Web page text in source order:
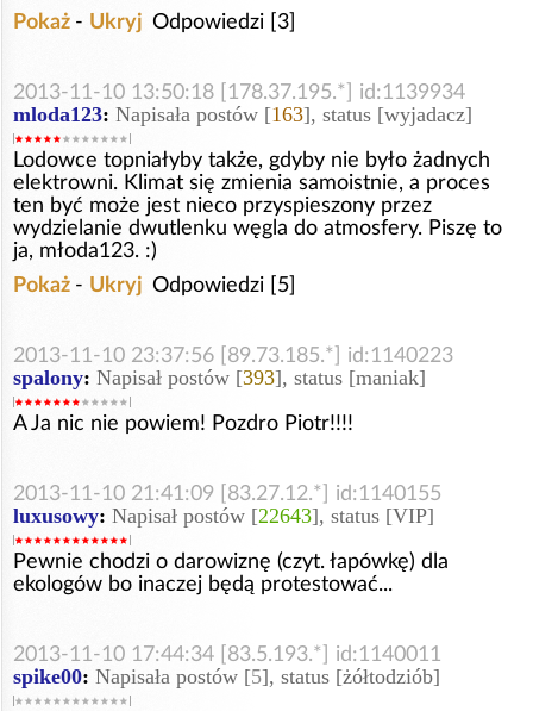
Pokaż - Ukryj Odpowiedzi [3]
2013-11-10 13:50:18 [178.37.195.*] id:1139934
mloda123: Napisała postów [163], status [wyjadacz]
Lodowce topniałyby także, gdyby nie było żadnych
elektrowni. Klimat się zmienia samoistnie, a proces
ten być może jest nieco przyspieszony przez
wydzielanie dwutlenku węgla do atmosfery. Piszę to
ja, młoda123. :)
Pokaż - Ukryj Odpowiedzi [5]
2013-11-10 23:37:56 [89.73.185.*] id:1140223
spalony: Napisał postów [393], status [maniak]
A Ja nic nie powiem! Pozdro Piotr!!!!
2013-11-10 21:41:09 [83.27.12.*] id:1140155
luxusowy: Napisał postów [22643], status [VIP]
Pewnie chodzi o darowiznę (czyt. łapówkę) dla
ekologów bo inaczej będą protestować...
2013-11-10 17:44:34 [83.5.193.*] id:1140011
spike00: Napisała postów [5], status [żółtodziób]